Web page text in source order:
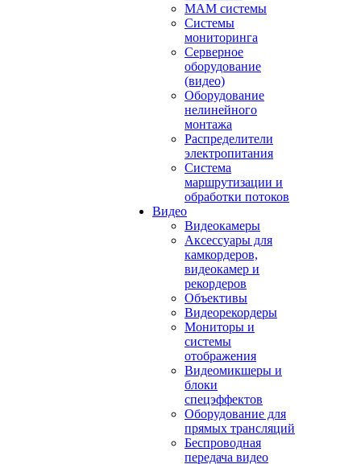
MAM системы
Системы
мониторинга
Серверное
оборудование
(видео)
Оборудование
нелинейного
монтажа
Распределители
электропитания
Система
маршрутизации и
обработки потоков
Видео
Видеокамеры
Аксессуары для
камкордеров,
видеокамер и
рекордеров
Объективы
Видеорекордеры
Мониторы и
системы
отображения
Видеомикшеры и
блоки
спецэффектов
Оборудование для
прямых трансляций
Беспроводная
передача видео